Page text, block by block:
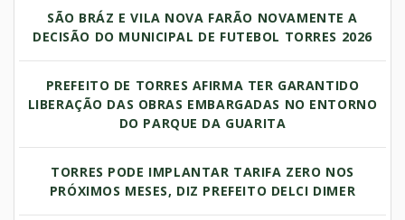
SÃO BRÁZ E VILA NOVA FARÃO NOVAMENTE A
DECISÃO DO MUNICIPAL DE FUTEBOL TORRES 2026
PREFEITO DE TORRES AFIRMA TER GARANTIDO
LIBERAÇÃO DAS OBRAS EMBARGADAS NO ENTORNO
DO PARQUE DA GUARITA
TORRES PODE IMPLANTAR TARIFA ZERO NOS
PRÓXIMOS MESES, DIZ PREFEITO DELCI DIMER